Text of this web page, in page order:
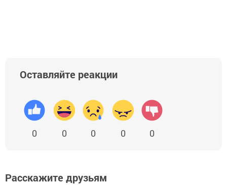
Оставляйте реакции
0 0 0 0 0
Расскажите друзьям